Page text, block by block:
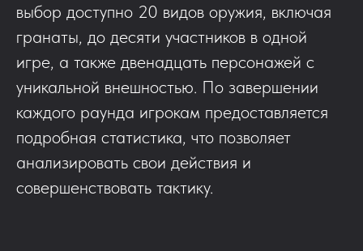
выбор доступно 20 видов оружия, включая
гранаты, до десяти участников в одной
игре, а также двенадцать персонажей с
уникальной внешностью. По завершении
каждого раунда игрокам предоставляется
подробная статистика, что позволяет
анализировать свои действия и
совершенствовать тактику.